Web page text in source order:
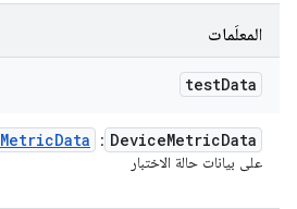
المعلَمات
testData
DeviceMetricData
:
MetricData
على بيانات حالة الاختبار